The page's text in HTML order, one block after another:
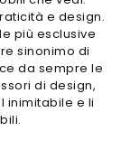
e design.
più esclusive
sinonimo di
da sempre le
di design,
inimitabile e li